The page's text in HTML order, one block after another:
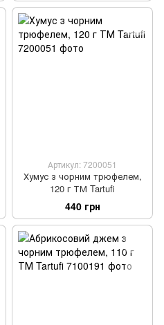
Артикул: 7200051
Хумус з чорним трюфелем,
120 г ТМ Tartufi
440 грн